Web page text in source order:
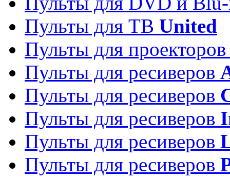
Пульты для ТВ United
Пульты для
Пульты для ресиверов
Пульты для ресиверов
Пульты для ресиверов
Пульты для ресиверов
Пульты для ресиверов